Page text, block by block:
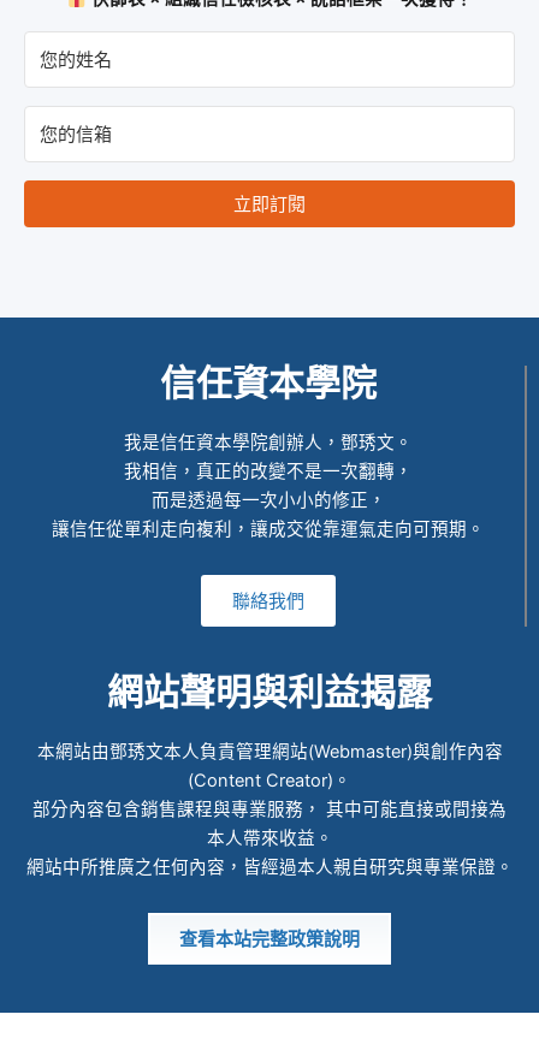
立即訂閱
信任資本學院
我是信任資本學院創辦人，鄧琇文。
我相信，真正的改變不是一次翻轉，
而是透過每一次小小的修正，
讓信任從單利走向複利，讓成交從靠運氣走向可預期。
聯絡我們
網站聲明與利益揭露
本網站由鄧琇文本人負責管理網站(Webmaster)與創作內容
(Content Creator)。
部分內容包含銷售課程與專業服務， 其中可能直接或間接為
本人帶來收益。
網站中所推廣之任何內容，皆經過本人親自研究與專業保證。
查看本站完整政策說明